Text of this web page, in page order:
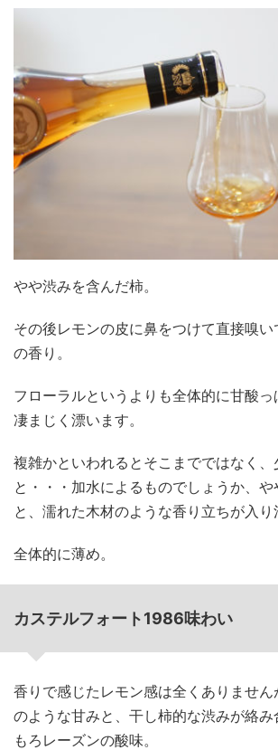
やや渋みを含んだ柿。
その後レモンの皮に鼻をつけて直接嗅
の香り。
フローラルというよりも全体的に甘酸
凄まじく漂います。
複雑かといわれるとそこまでではなく
と・・・加水によるものでしょうか、
と、濡れた木材のような香り立ちが入り
全体的に薄め。
カステルフォート1986味わい
香りで感じたレモン感は全くありませ
のような甘みと、干し柿的な渋みが絡
もろレーズンの酸味。